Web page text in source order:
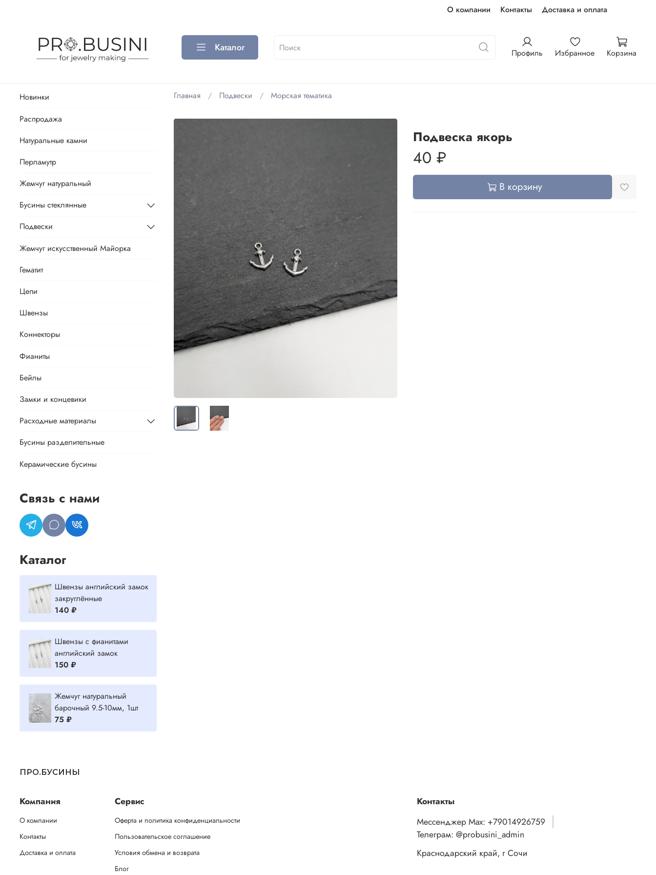
О компании Контакты Доставка и оплата
Каталог Профиль Избранное Корзина
Главная Подвески Морская тематика
Подвеска якорь
40 ₽
В корзину
Новинки
Распродажа
Натуральные камни
Перламутр
Жемчуг натуральный
Бусины стеклянные
Подвески
Жемчуг искусственный Майорка
Гематит
Цепи
Швензы
Коннекторы
Фианиты
Бейлы
Замки и концевики
Расходные материалы
Бусины разделительные
Керамические бусины
Связь с нами
Каталог
Швензы английский замок
закруглённые
140 ₽
Швензы с фианитами
английский замок
150 ₽
Жемчуг натуральный
барочный 9.5-10мм, 1шт
75 ₽
ПРО.БУСИНЫ
Компания
О компании
Контакты
Доставка и оплата
Сервис
Оферта и политика конфиденциальности
Пользовательское соглашение
Условия обмена и возврата
Блог
Контакты
Мессенджер Max: +79014926759
Телеграм: @probusini_admin
Краснодарский край, г Сочи